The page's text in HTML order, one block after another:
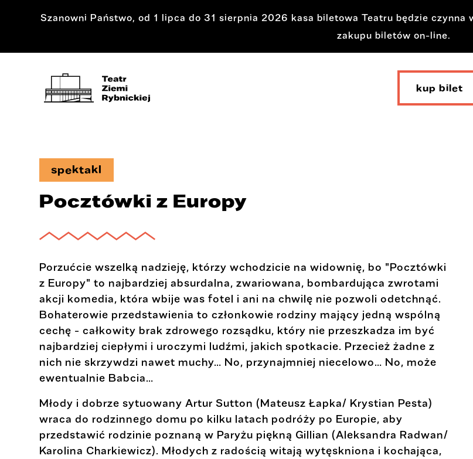
Szanowni Państwo, od 1 lipca do 31 sierpnia 2026 kasa biletowa Teatru będzie
zakupu biletów on-line.
kup bilet
spektakl
Pocztówki z Europy
Porzućcie wszelką nadzieję, którzy wchodzicie na widownię, bo "Pocztówki
z Europy" to najbardziej absurdalna, zwariowana, bombardująca zwrotami
akcji komedia, która wbije was fotel i ani na chwilę nie pozwoli odetchnąć.
Bohaterowie przedstawienia to członkowie rodziny mający jedną wspólną
cechę - całkowity brak zdrowego rozsądku, który nie przeszkadza im być
najbardziej ciepłymi i uroczymi ludźmi, jakich spotkacie. Przecież żadne z
nich nie skrzywdzi nawet muchy… No, przynajmniej niecelowo… No, może
ewentualnie Babcia…
Młody i dobrze sytuowany Artur Sutton (Mateusz Łapka/ Krystian Pesta)
wraca do rodzinnego domu po kilku latach podróży po Europie, aby
przedstawić rodzinie poznaną w Paryżu piękną Gillian (Aleksandra Radwan/
Karolina Charkiewicz). Młodych z radością witają wytęskniona i kochająca,